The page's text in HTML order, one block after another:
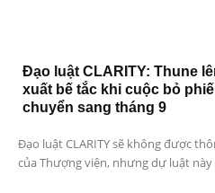
Đạo luật CLARITY: Thune
xuất bế tắc khi cuộc bỏ
chuyển sang tháng 9
Đạo luật CLARITY sẽ không được
của Thượng viện, nhưng dự luật này